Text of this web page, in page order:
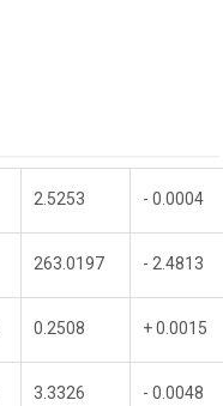
2.5253 - 0.0004
263.0197 - 2.4813
0.2508 + 0.0015
3.3326 - 0.0048